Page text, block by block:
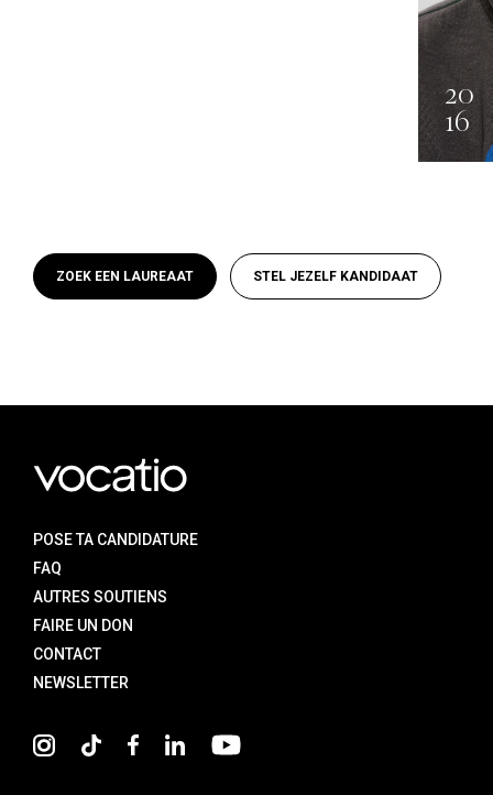
20
16
ZOEK EEN LAUREAAT STEL JEZELF KANDIDAAT
POSE TA CANDIDATURE
FAQ
AUTRES SOUTIENS
FAIRE UN DON
CONTACT
NEWSLETTER